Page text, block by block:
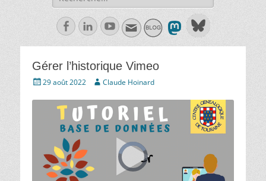
de:
FacebookLinkedln
Youtube
Gérer l’historique Vimeo
Écrit29 août 2022 AuteurClaude Hoinard